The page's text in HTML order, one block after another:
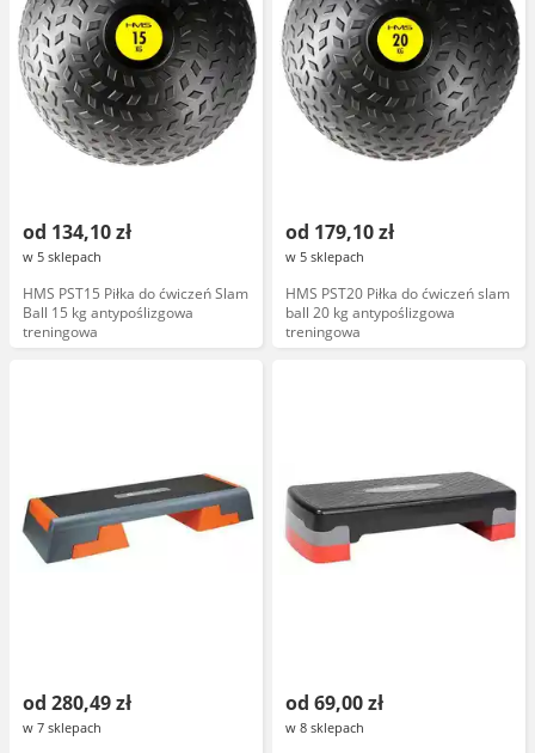
od 134,10 zł
w 5 sklepach
HMS PST15 Piłka do ćwiczeń Slam
Ball 15 kg antypoślizgowa
treningowa
od 179,10 zł
w 5 sklepach
HMS PST20 Piłka do ćwiczeń slam
ball 20 kg antypoślizgowa
treningowa
od 280,49 zł
w 7 sklepach
od 69,00 zł
w 8 sklepach